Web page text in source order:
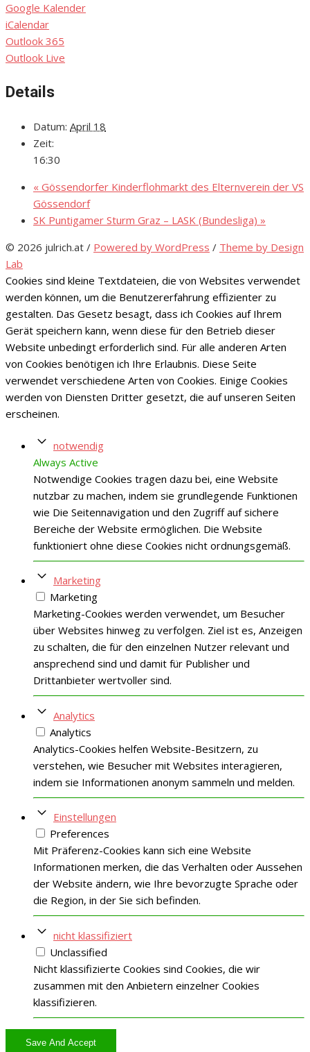
Google Kalender
iCalendar
Outlook 365
Outlook Live
Details
Datum: April 18
Zeit:
16:30
« Gössendorfer Kinderflohmarkt des Elternverein der VS
Gössendorf
SK Puntigamer Sturm Graz – LASK (Bundesliga) »
© 2026 julrich.at / Powered by WordPress / Theme by Design
Lab
Cookies sind kleine Textdateien, die von Websites verwendet
werden können, um die Benutzererfahrung effizienter zu
gestalten. Das Gesetz besagt, dass ich Cookies auf Ihrem
Gerät speichern kann, wenn diese für den Betrieb dieser
Website unbedingt erforderlich sind. Für alle anderen Arten
von Cookies benötigen ich Ihre Erlaubnis. Diese Seite
verwendet verschiedene Arten von Cookies. Einige Cookies
werden von Diensten Dritter gesetzt, die auf unseren Seiten
erscheinen.
notwendig
Always Active
Notwendige Cookies tragen dazu bei, eine Website
nutzbar zu machen, indem sie grundlegende Funktionen
wie Die Seitennavigation und den Zugriff auf sichere
Bereiche der Website ermöglichen. Die Website
funktioniert ohne diese Cookies nicht ordnungsgemäß.
Marketing
Marketing
Marketing-Cookies werden verwendet, um Besucher
über Websites hinweg zu verfolgen. Ziel ist es, Anzeigen
zu schalten, die für den einzelnen Nutzer relevant und
ansprechend sind und damit für Publisher und
Drittanbieter wertvoller sind.
Analytics
Analytics
Analytics-Cookies helfen Website-Besitzern, zu
verstehen, wie Besucher mit Websites interagieren,
indem sie Informationen anonym sammeln und melden.
Einstellungen
Preferences
Mit Präferenz-Cookies kann sich eine Website
Informationen merken, die das Verhalten oder Aussehen
der Website ändern, wie Ihre bevorzugte Sprache oder
die Region, in der Sie sich befinden.
nicht klassifiziert
Unclassified
Nicht klassifizierte Cookies sind Cookies, die wir
zusammen mit den Anbietern einzelner Cookies
klassifizieren.
Save And Accept